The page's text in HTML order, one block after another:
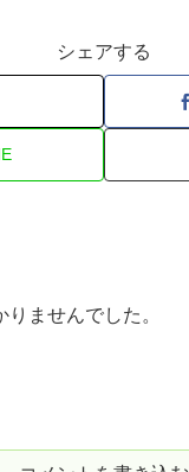
シェアする
ませんでした。